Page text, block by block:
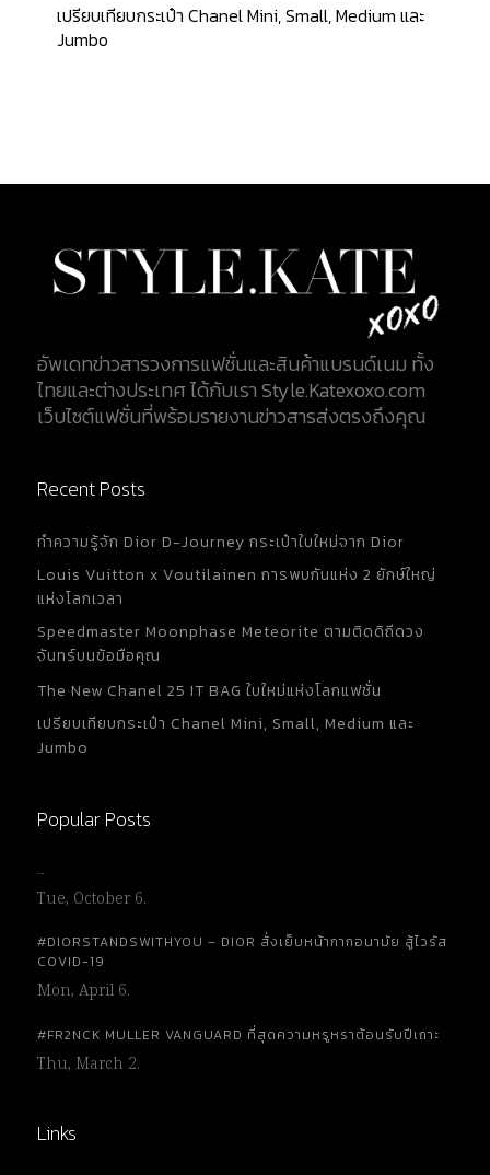
เปรียบเทียบกระเป๋า Chanel Mini, Small, Medium และ
Jumbo
อัพเดทข่าวสารวงการแฟชั่นและสินค้าแบรนด์เนม ทั้ง
ไทยและต่างประเทศ ได้กับเรา Style.Katexoxo.com
เว็บไซต์แฟชั่นที่พร้อมรายงานข่าวสารส่งตรงถึงคุณ
Recent Posts
ทำความรู้จัก Dior D-Journey กระเป๋าใบใหม่จาก Dior
Louis Vuitton x Voutilainen การพบกันแห่ง 2 ยักษ์ใหญ่
แห่งโลกเวลา
Speedmaster Moonphase Meteorite ตามติดดิถีดวง
จันทร์บนข้อมือคุณ
The New Chanel 25 IT BAG ใบใหม่แห่งโลกแฟชั่น
เปรียบเทียบกระเป๋า Chanel Mini, Small, Medium และ
Jumbo
Popular Posts
…
Tue, October 6.
#DIORSTANDSWITHYOU – DIOR สั่งเย็บหน้ากากอนามัย สู้ไวรัส
COVID-19
Mon, April 6.
#FR2NCK MULLER VANGUARD ที่สุดความหรูหราต้อนรับปีเถาะ
Thu, March 2.
Links